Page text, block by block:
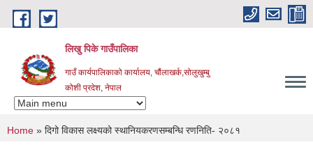
Skip to main content
लिखु पिके गाउँपालिका
गाउँ कार्यपालिकाको कार्यालय, चौंलाखर्क,सोलुखुम्बु
कोशी प्रदेश, नेपाल
You are here
Home » दिगो विकास लक्ष्यको स्थानियकरणसम्बन्धि रणनिति- २०८१